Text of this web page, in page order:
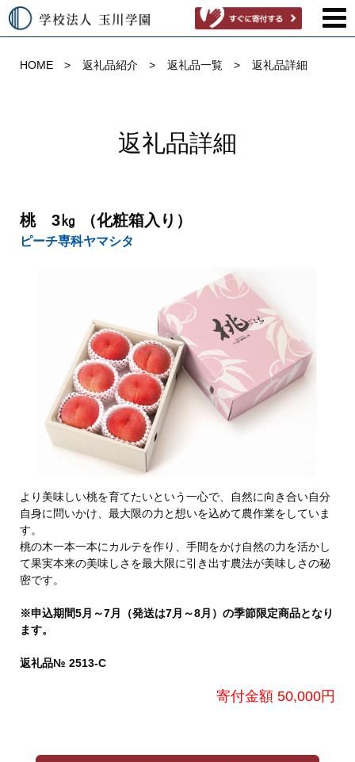
HOME 返礼品紹介 返礼品一覧 返礼品詳細
返礼品詳細
桃 3㎏ （化粧箱入り）
ピーチ専科ヤマシタ
より美味しい桃を育てたいという一心で、自然に向き合い自分
自身に問いかけ、最大限の力と想いを込めて農作業をしていま
す。
桃の木一本一本にカルテを作り、手間をかけ自然の力を活かし
て果実本来の美味しさを最大限に引き出す農法が美味しさの秘
密です。
※申込期間5月～7月（発送は7月～8月）の季節限定商品となり
ます。
返礼品№ 2513-C
寄付金額 50,000円